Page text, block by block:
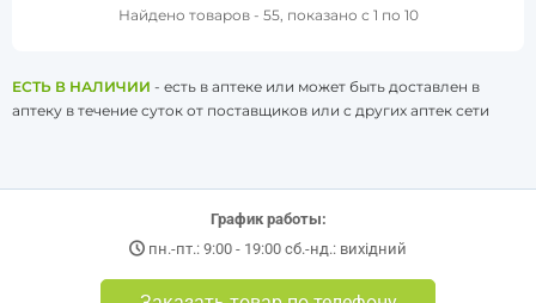
Найдено товаров - 55, показано с 1 по 10
ЕСТЬ В НАЛИЧИИ - есть в аптеке или может быть доставлен в
аптеку в течение суток от поставщиков или с других аптек сети
График работы:
пн.-пт.: 9:00 - 19:00 сб.-нд.: вихідний